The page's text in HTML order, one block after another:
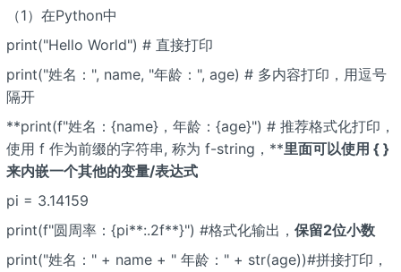
（1）在Python中
print("Hello World") # 直接打印
print("姓名：", name, "年龄：", age) # 多内容打印，用逗号
隔开
**print(f"姓名：{name}，年龄：{age}") # 推荐格式化打印，
使用 f 作为前缀的字符串, 称为 f-string，**里面可以使用 { }
来内嵌一个其他的变量/表达式
pi = 3.14159
print(f"圆周率：{pi**:.2f**}") #格式化输出， 保留2位小数
print("姓名：" + name + " 年龄：" + str(age))#拼接打印，